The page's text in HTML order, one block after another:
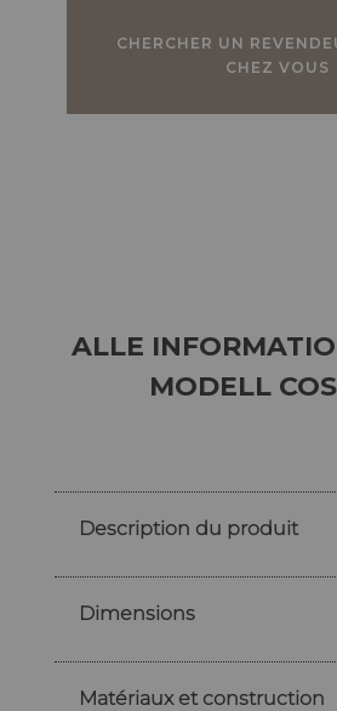
CHERCHER UN
CHEZ VOUS
ALLE
MODELL
Description du produit
Dimensions
Matériaux et construction